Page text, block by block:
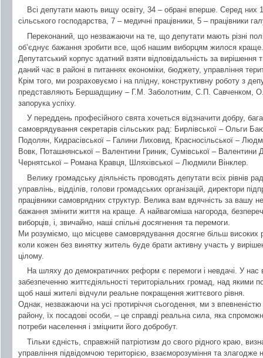
Всі депутати мають вищу освіту, 34 – обрані вперше. Серед них
сільського господарства, 7 – медичні працівники, 5 – працівники
Переконаний, що незважаючи на те, що депутати мають різні
об’єднує бажання зробити все, щоб нашим виборцям жилося краще.
Депутатський корпус здатний взяти відповідальність за
даний час в районі в питаннях економіки, бюджету, управління
Крім того, ми розраховуємо і на плідну, конструктивну роботу з
представляють Бершадщину – Г.М. Заболотним, С.П. Савченком,
запорука успіху.
У переддень професійного свята хочеться відзначити добру,
самоврядування секретарів сільських рад: Бирлівської – Ольги
Подолян, Кидрасівської – Галини Лиховид, Красносільської –
Вовк, Поташнянської – Валентини Гриник, Сумівської – Валентини
Чернятської – Романа Кравця, Шляхівської – Людмили Вінклер.
Велику громадську діяльність проводять депутати всіх рівнів
управлінь, відділів, голови громадських організацій, директори
працівники самоврядних структур. Велика вам вдячність за вашу
бажання змінити життя на краще. А найвагоміша нагорода,
виборців, і, звичайно, наші спільні досягнення та перемоги.
Ми розуміємо, що місцеве самоврядування досягне більш високих
коли кожен без винятку житель буде брати активну участь у
цілому.
На шляху до демократичних реформ є перемоги і невдачі. У
забезпеченню життєдіяльності територіальних громад, над якими
щоб наші жителі відчули реальне покращення життєвого рівня.
Однак, незважаючи на усі протиріччя сьогодення, ми з
району, їх посадові особи, – це справді реальна сила, яка
потреби населення і зміцнити його добробут.
Тільки єдність, справжній патріотизм до свого рідного краю,
управління підвідомчою територією, взаєморозуміння та